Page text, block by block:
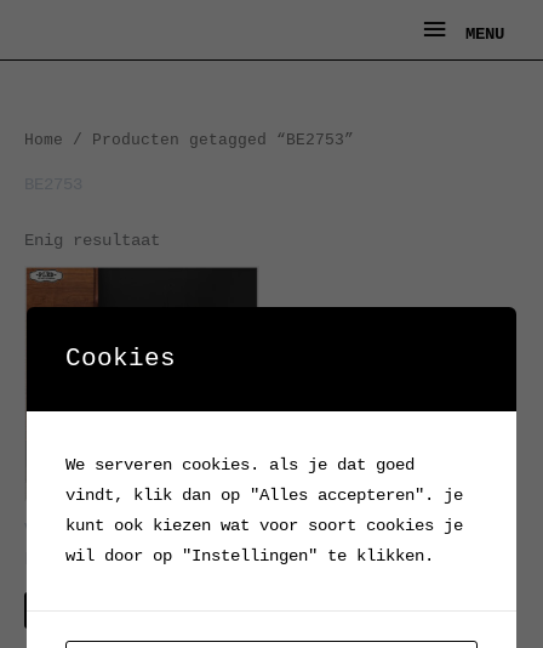
MENU
MENU
Home / Producten getagged “BE2753”
Enig resultaat
Vintage schemerlamp met
keramische voet
Verkocht
Cookies
We serveren cookies. als je dat goed
vindt, klik dan op "Alles accepteren". je
kunt ook kiezen wat voor soort cookies je
wil door op "Instellingen" te klikken.